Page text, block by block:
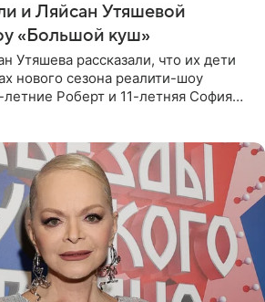
и Ляйсан Утяшевой
«Большой куш»
Утяшева рассказали, что их дети
нового сезона реалити-шоу
Роберт и 11-летняя София